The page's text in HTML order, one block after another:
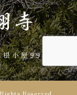
小屋99
Reserved.